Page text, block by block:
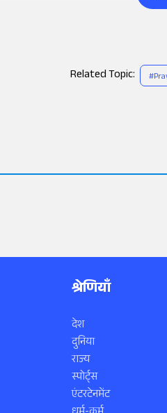
Related Topic: #
श्रेणियाँ
देश
दुनिया
राज्य
स्पोर्ट्स
एंटरटेनमेंट